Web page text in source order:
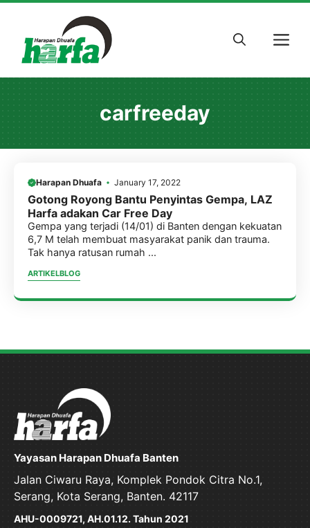
content
carfreeday
Harapan Dhuafa January 17, 2022
Gotong Royong Bantu Penyintas Gempa, LAZ
Harfa adakan Car Free Day
Gempa yang terjadi (14/01) di Banten dengan kekuatan
6,7 M telah membuat masyarakat panik dan trauma.
Tak hanya ratusan rumah ...
ARTIKELBLOG
Yayasan Harapan Dhuafa Banten
Jalan Ciwaru Raya, Komplek Pondok Citra No.1,
Serang, Kota Serang, Banten. 42117
AHU-0009721, AH.01.12. Tahun 2021